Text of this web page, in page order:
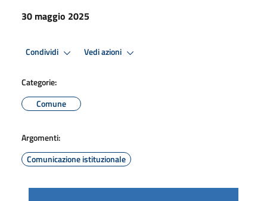
30 maggio 2025
Condividi Vedi azioni
Categorie:
Comune
Argomenti:
Comunicazione istituzionale